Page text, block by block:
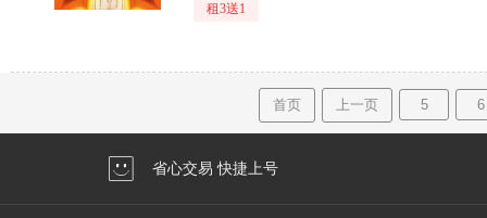
租3送1
首页 上一页 5 6
省心交易 快捷上号